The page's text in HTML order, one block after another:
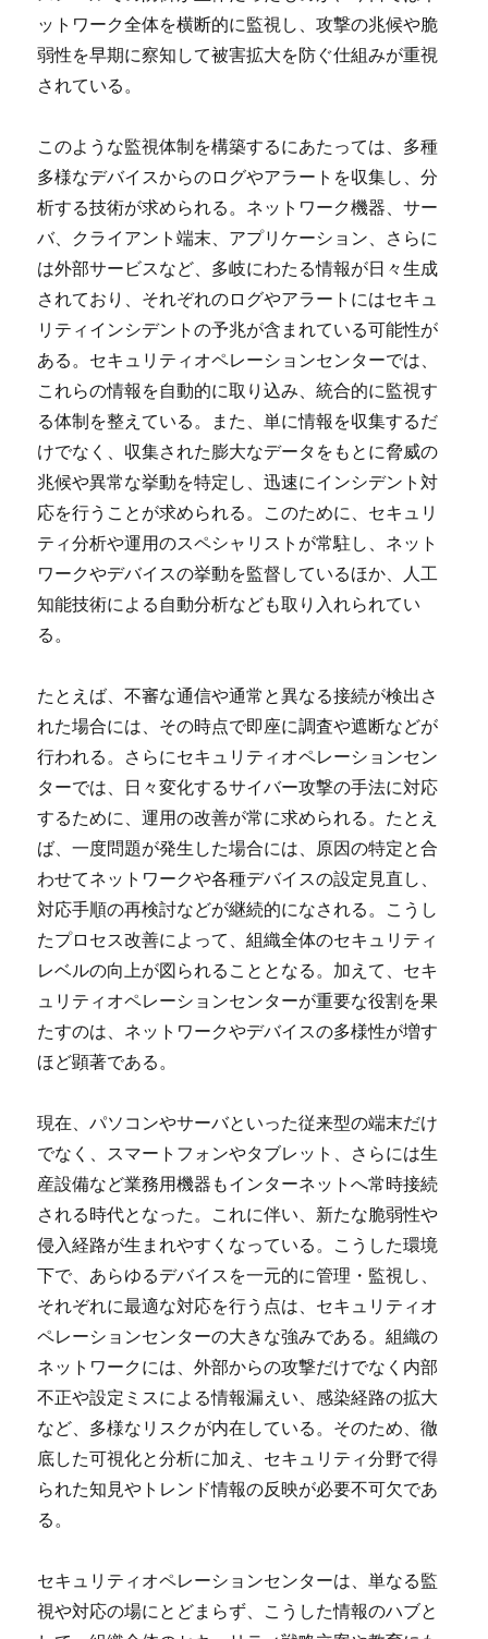
ットワーク全体を横断的に監視し、攻撃の兆候や脆
弱性を早期に察知して被害拡大を防ぐ仕組みが重視
されている。
このような監視体制を構築するにあたっては、多種
多様なデバイスからのログやアラートを収集し、分
析する技術が求められる。ネットワーク機器、サー
バ、クライアント端末、アプリケーション、さらに
は外部サービスなど、多岐にわたる情報が日々生成
されており、それぞれのログやアラートにはセキュ
リティインシデントの予兆が含まれている可能性が
ある。セキュリティオペレーションセンターでは、
これらの情報を自動的に取り込み、統合的に監視す
る体制を整えている。また、単に情報を収集するだ
けでなく、収集された膨大なデータをもとに脅威の
兆候や異常な挙動を特定し、迅速にインシデント対
応を行うことが求められる。このために、セキュリ
ティ分析や運用のスペシャリストが常駐し、ネット
ワークやデバイスの挙動を監督しているほか、人工
知能技術による自動分析なども取り入れられてい
る。
たとえば、不審な通信や通常と異なる接続が検出さ
れた場合には、その時点で即座に調査や遮断などが
行われる。さらにセキュリティオペレーションセン
ターでは、日々変化するサイバー攻撃の手法に対応
するために、運用の改善が常に求められる。たとえ
ば、一度問題が発生した場合には、原因の特定と合
わせてネットワークや各種デバイスの設定見直し、
対応手順の再検討などが継続的になされる。こうし
たプロセス改善によって、組織全体のセキュリティ
レベルの向上が図られることとなる。加えて、セキ
ュリティオペレーションセンターが重要な役割を果
たすのは、ネットワークやデバイスの多様性が増す
ほど顕著である。
現在、パソコンやサーバといった従来型の端末だけ
でなく、スマートフォンやタブレット、さらには生
産設備など業務用機器もインターネットへ常時接続
される時代となった。これに伴い、新たな脆弱性や
侵入経路が生まれやすくなっている。こうした環境
下で、あらゆるデバイスを一元的に管理・監視し、
それぞれに最適な対応を行う点は、セキュリティオ
ペレーションセンターの大きな強みである。組織の
ネットワークには、外部からの攻撃だけでなく内部
不正や設定ミスによる情報漏えい、感染経路の拡大
など、多様なリスクが内在している。そのため、徹
底した可視化と分析に加え、セキュリティ分野で得
られた知見やトレンド情報の反映が必要不可欠であ
る。
セキュリティオペレーションセンターは、単なる監
視や対応の場にとどまらず、こうした情報のハブと